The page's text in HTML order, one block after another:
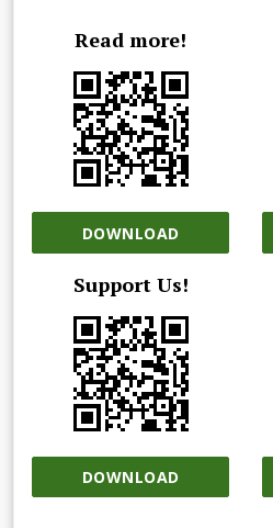
Read more!
DOWNLOAD
Support Us!
DOWNLOAD